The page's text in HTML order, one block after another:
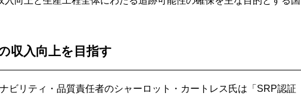
収入向上を目指す
ビリティ・品質責任者のシャーロット・カートレス氏は「SRP認証